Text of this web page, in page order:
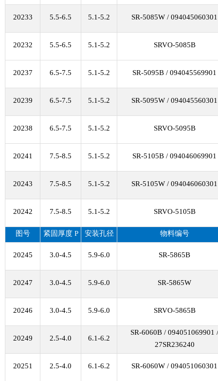
20233 5.5-6.5 5.1-5.2 SR-5085W / 094045060301
20232 5.5-6.5 5.1-5.2 SRVO-5085B
20237 6.5-7.5 5.1-5.2 SR-5095B / 094045569901
20239 6.5-7.5 5.1-5.2 SR-5095W / 094045560301
20238 6.5-7.5 5.1-5.2 SRVO-5095B
20241 7.5-8.5 5.1-5.2 SR-5105B / 094046069901
20243 7.5-8.5 5.1-5.2 SR-5105W / 094046060301
20242 7.5-8.5 5.1-5.2 SRVO-5105B
图号 紧固厚度P 安装孔径 物料编号
20245 3.0-4.5 5.9-6.0 SR-5865B
20247 3.0-4.5 5.9-6.0 SR-5865W
20246 3.0-4.5 5.9-6.0 SRVO-5865B
20249 2.5-4.0 6.1-6.2
SR-6060B / 094051069901 /
27SR236240
20251 2.5-4.0 6.1-6.2 SR-6060W / 094051060301